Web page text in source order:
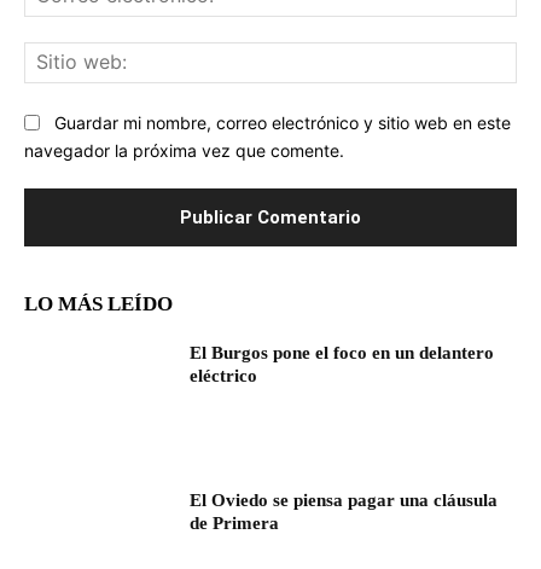
Guardar mi nombre, correo electrónico y sitio web en este
navegador la próxima vez que comente.
LO MÁS LEÍDO
El Burgos pone el foco en un delantero
eléctrico
El Oviedo se piensa pagar una cláusula
de Primera